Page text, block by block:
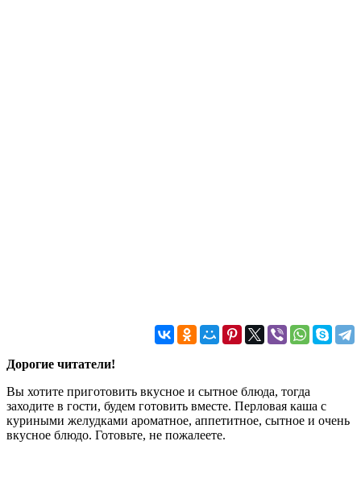
Дорогие читатели!
Вы хотите приготовить вкусное и сытное блюда, тогда
заходите в гости, будем готовить вместе. Перловая каша с
куриными желудками ароматное, аппетитное, сытное и очень
вкусное блюдо. Готовьте, не пожалеете.